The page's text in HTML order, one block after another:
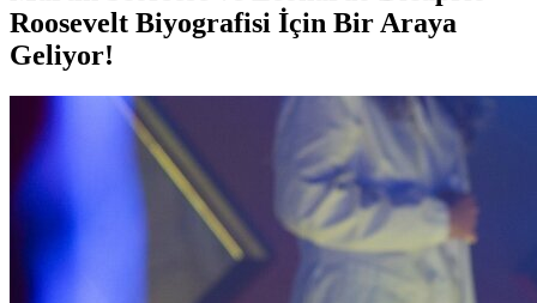
Roosevelt Biyografisi İçin Bir Araya
Geliyor!